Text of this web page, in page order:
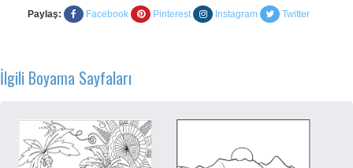
Paylaş: Facebook Pinterest Instagram Twitter
İlgili Boyama Sayfaları